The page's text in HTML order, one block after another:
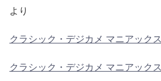
より
クラシック・デジカメ マニアックス
クラシック・デジカメ マニアックス